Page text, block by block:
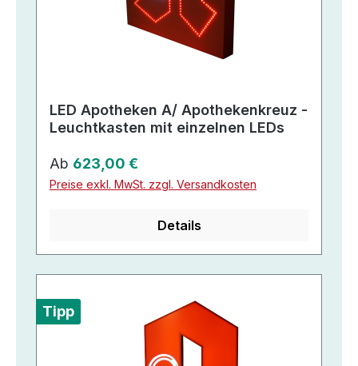
LED Apotheken A/ Apothekenkreuz -
Leuchtkasten mit einzelnen LEDs
Regulärer Preis:
Ab 623,00 €
Preise exkl. MwSt. zzgl. Versandkosten
Details
Tipp